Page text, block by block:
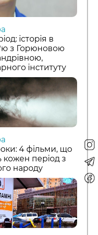
історія в
з Горюновою
інституту
4 фільми, що
кожен період з
народу